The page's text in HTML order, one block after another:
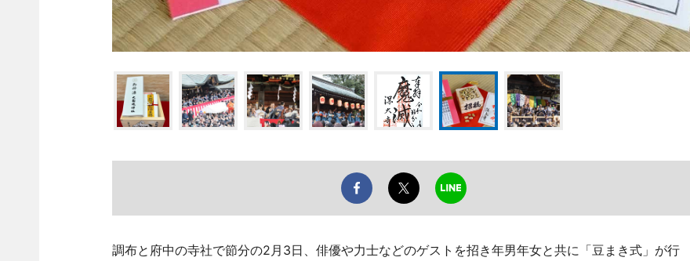
調布と府中の寺社で節分の2月3日、俳優や力士などのゲストを招き年男年女と共に「豆まき式」が行